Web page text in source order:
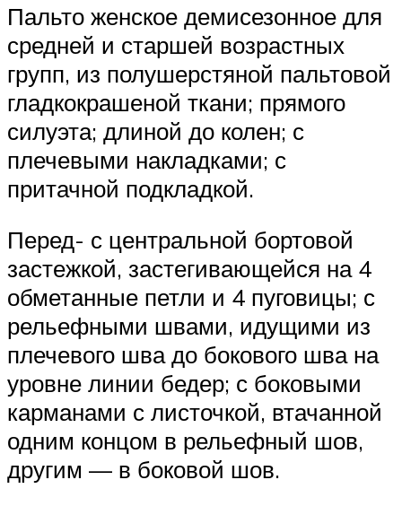
Пальто женское демисезонное для
средней и старшей возрастных
групп, из полушерстяной пальтовой
гладкокрашеной ткани; прямого
силуэта; длиной до колен; с
плечевыми накладками; с
притачной подкладкой.
Перед- с центральной бортовой
застежкой, застегивающейся на 4
обметанные петли и 4 пуговицы; с
рельефными швами, идущими из
плечевого шва до бокового шва на
уровне линии бедер; с боковыми
карманами с листочкой, втачанной
одним концом в рельефный шов,
другим — в боковой шов.